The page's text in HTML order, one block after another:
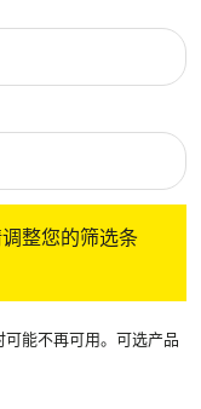
整您的筛选条
能不再可用。可选产品